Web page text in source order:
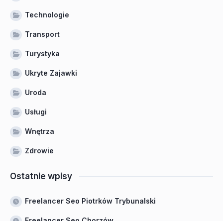
Technologie
Transport
Turystyka
Ukryte Zajawki
Uroda
Usługi
Wnętrza
Zdrowie
Ostatnie wpisy
Freelancer Seo Piotrków Trybunalski